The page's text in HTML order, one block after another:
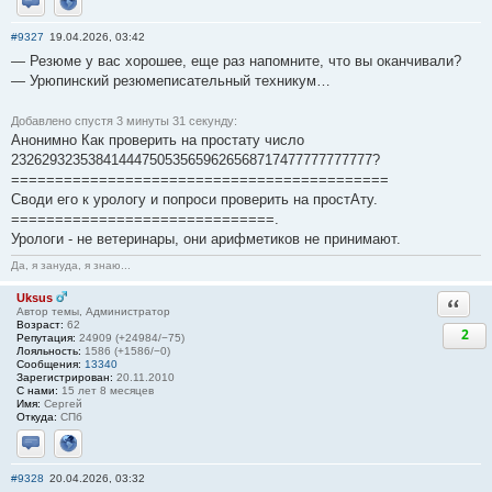
Отправить личное сообщение
Сайт
#9327 19.04.2026, 03:42
— Резюме у вас хорошее, еще раз напомните, что вы оканчивали?
— Урюпинский резюмеписательный техникум…
Добавлено спустя 3 минуты 31 секунду:
Анонимно Как проверить на простату число
23262932353841444750535659626568717477777777777?
===========================================
Своди его к урологу и попроси проверить на простАту.
==============================.
Урологи - не ветеринары, они арифметиков не принимают.
Да, я зануда, я знаю...
Uksus
Автор темы, Администратор
Возраст: 62
Репутация: 24909 (+24984/−75)
Лояльность: 1586 (+1586/−0)
Сообщения: 13340
Зарегистрирован: 20.11.2010
С нами: 15 лет 8 месяцев
Имя: Сергей
Откуда: СПб
Отправить личное сообщение
Сайт
2
#9328 20.04.2026, 03:32